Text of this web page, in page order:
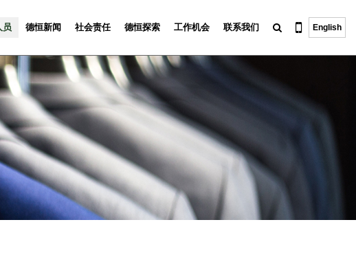
员 德恒新闻 社会责任 德恒探索 工作机会 联系我们 English